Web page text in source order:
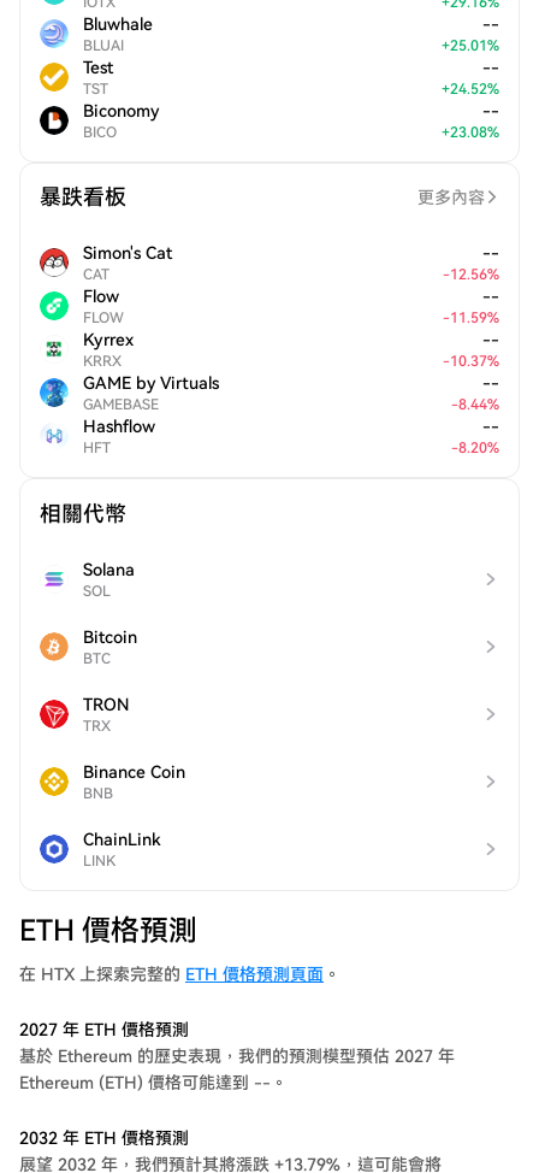
Bluwhale
BLUAI
--
+25.01%
Test
TST
--
+24.52%
Biconomy
BICO
--
+23.08%
暴跌看板 更多內容
Simon's Cat
CAT
--
-12.56%
Flow
FLOW
--
-11.59%
Kyrrex
KRRX
--
-10.37%
GAME by Virtuals
GAMEBASE
--
-8.44%
Hashflow
HFT
--
-8.20%
相關代幣
Solana
SOL
Bitcoin
BTC
TRON
TRX
Binance Coin
BNB
ChainLink
LINK
ETH 價格預測
在 HTX 上探索完整的 ETH 價格預測頁面 。
2027 年 ETH 價格預測
基於 Ethereum 的歷史表現，我們的預測模型預估 2027 年
Ethereum (ETH) 價格可能達到 --。
2032 年 ETH 價格預測
展望 2032 年，我們預計其將漲跌 +13.79%，這可能會將